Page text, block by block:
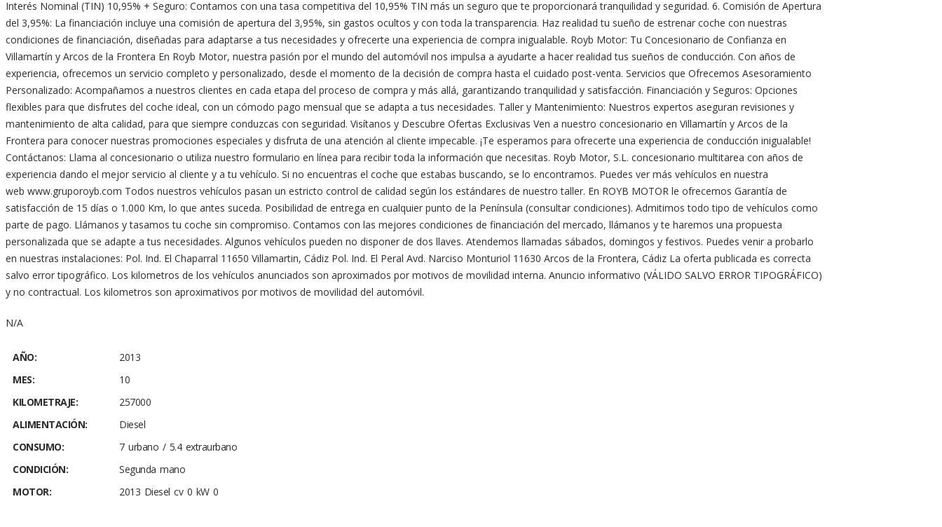
Interés Nominal (TIN) 10,95% + Seguro: Contamos con una tasa competitiva del 10,95% TIN más un seguro que te proporcionará tranquilidad y seguridad. 6. Comisión de Apertura
del 3,95%: La financiación incluye una comisión de apertura del 3,95%, sin gastos ocultos y con toda la transparencia. Haz realidad tu sueño de estrenar coche con nuestras
condiciones de financiación, diseñadas para adaptarse a tus necesidades y ofrecerte una experiencia de compra inigualable. Royb Motor: Tu Concesionario de Confianza en
Villamartín y Arcos de la Frontera En Royb Motor, nuestra pasión por el mundo del automóvil nos impulsa a ayudarte a hacer realidad tus sueños de conducción. Con años de
experiencia, ofrecemos un servicio completo y personalizado, desde el momento de la decisión de compra hasta el cuidado post-venta. Servicios que Ofrecemos Asesoramiento
Personalizado: Acompañamos a nuestros clientes en cada etapa del proceso de compra y más allá, garantizando tranquilidad y satisfacción. Financiación y Seguros: Opciones
flexibles para que disfrutes del coche ideal, con un cómodo pago mensual que se adapta a tus necesidades. Taller y Mantenimiento: Nuestros expertos aseguran revisiones y
mantenimiento de alta calidad, para que siempre conduzcas con seguridad. Visítanos y Descubre Ofertas Exclusivas Ven a nuestro concesionario en Villamartín y Arcos de la
Frontera para conocer nuestras promociones especiales y disfruta de una atención al cliente impecable. ¡Te esperamos para ofrecerte una experiencia de conducción inigualable!
Contáctanos: Llama al concesionario o utiliza nuestro formulario en línea para recibir toda la información que necesitas. Royb Motor, S.L. concesionario multitarea con años de
experiencia dando el mejor servicio al cliente y a tu vehículo. Si no encuentras el coche que estabas buscando, se lo encontramos. Puedes ver más vehículos en nuestra
web www.gruporoyb.com Todos nuestros vehículos pasan un estricto control de calidad según los estándares de nuestro taller. En ROYB MOTOR le ofrecemos Garantía de
satisfacción de 15 días o 1.000 Km, lo que antes suceda. Posibilidad de entrega en cualquier punto de la Península (consultar condiciones). Admitimos todo tipo de vehículos como
parte de pago. Llámanos y tasamos tu coche sin compromiso. Contamos con las mejores condiciones de financiación del mercado, llámanos y te haremos una propuesta
personalizada que se adapte a tus necesidades. Algunos vehículos pueden no disponer de dos llaves. Atendemos llamadas sábados, domingos y festivos. Puedes venir a probarlo
en nuestras instalaciones: Pol. Ind. El Chaparral 11650 Villamartin, Cádiz Pol. Ind. El Peral Avd. Narciso Monturiol 11630 Arcos de la Frontera, Cádiz La oferta publicada es correcta
salvo error tipográfico. Los kilometros de los vehículos anunciados son aproximados por motivos de movilidad interna. Anuncio informativo (VÁLIDO SALVO ERROR TIPOGRÁFICO)
y no contractual. Los kilometros son aproximativos por motivos de movilidad del automóvil.
N/A
AÑO:
2013
MES:
10
KILOMETRAJE:
257000
ALIMENTACIÓN:
Diesel
CONSUMO:
7 urbano / 5.4 extraurbano
CONDICIÓN:
Segunda mano
MOTOR:
2013 Diesel cv 0 kW 0